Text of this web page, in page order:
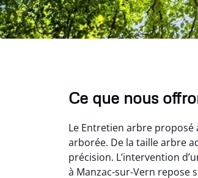
Ce que nous
Le Entretien arbre proposé
arborée. De la taille arbre
précision. L’intervention
à Manzac-sur-Vern repose